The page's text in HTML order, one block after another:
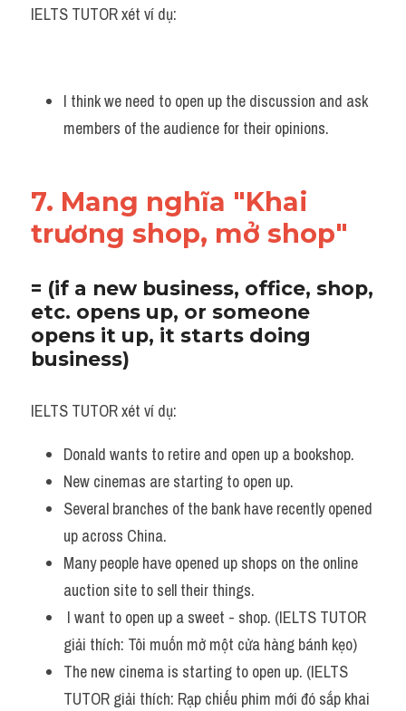
IELTS TUTOR xét ví dụ:
I think we need to open up the discussion and ask
members of the audience for their opinions.
7. Mang nghĩa "Khai
trương shop, mở shop"
= (if a new business, office, shop,
etc. opens up, or someone
opens it up, it starts doing
business)
IELTS TUTOR xét ví dụ:
Donald wants to retire and open up a bookshop.
New cinemas are starting to open up.
Several branches of the bank have recently opened
up across China.
Many people have opened up shops on the online
auction site to sell their things.
I want to open up a sweet - shop. (IELTS TUTOR
giải thích: Tôi muốn mở một cửa hàng bánh kẹo)
The new cinema is starting to open up. (IELTS
TUTOR giải thích: Rạp chiếu phim mới đó sắp khai